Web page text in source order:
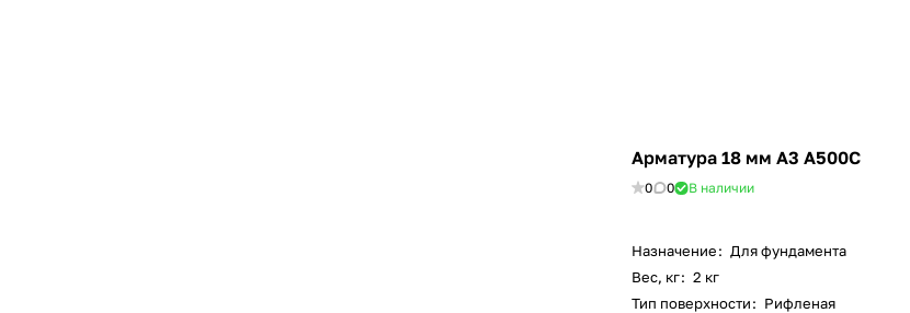
Арматура 18 мм А3 А500С
0 0 В наличии
Назначение: Для фундамента
Вес, кг: 2 кг
Тип поверхности: Рифленая